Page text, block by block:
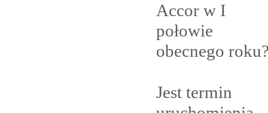
Accor w I
połowie
obecnego
Jest termin